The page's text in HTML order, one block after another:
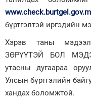
бүртгэлтэй иргэдийн
Хэрэв таны
ЗӨРҮҮТЭЙ БОЛ
утасны дугаараа
Улсын бүртгэлийн
хандах боломжтой.